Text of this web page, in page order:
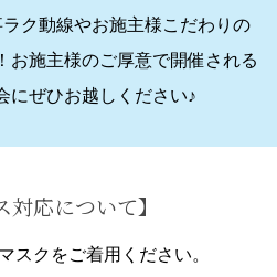
ク動線やお施主様こだわりの
お施主様のご厚意で開催される
にぜひお越しください♪
対応について】
スクをご着用ください。